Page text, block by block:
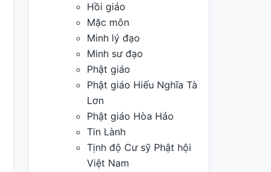
Hồi giáo
Mặc môn
Minh lý đạo
Minh sư đạo
Phật giáo
Phật giáo Hiếu Nghĩa Tà
Lơn
Phật giáo Hòa Hảo
Tin Lành
Tịnh độ Cư sỹ Phật hội
Việt Nam